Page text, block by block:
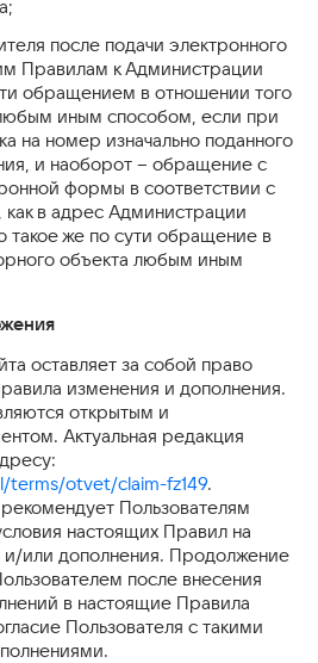
после подачи электронного
Правилам к Администрации
обращением в отношении того
иным способом, если при
на номер изначально поданного
и наоборот – обращение с
формы в соответствии с
в адрес Администрации
такое же по сути обращение в
объекта любым иным
оставляет за собой право
изменения и дополнения.
открытым и
Актуальная редакция
terms/otvet/claim-fz149.
Пользователям
настоящих Правил на
или дополнения. Продолжение
после внесения
в настоящие Правила
Пользователя с такими